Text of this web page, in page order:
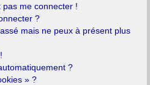
me connecter !
?
mais ne peux à présent plus
?
» ?